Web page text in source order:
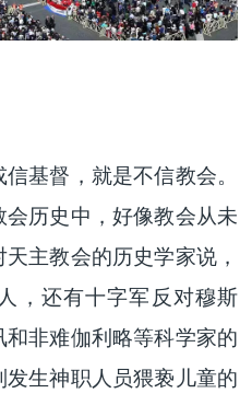
基督，就是不信教会。
历史中，好像教会从未
主教会的历史学家说，
，还有十字军反对穆斯
非难伽利略等科学家的
生神职人员猥亵儿童的